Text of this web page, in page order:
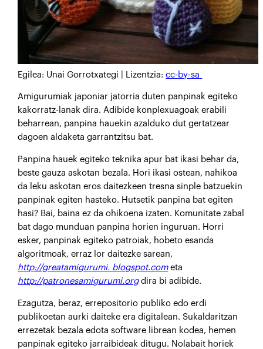
Egilea: Unai Gorrotxategi | Lizentzia:cc-by-sa
Amigurumiak japoniar jatorria duten panpinak egiteko
kakorratz-lanak dira. Adibide konplexuagoak erabili
beharrean, panpina hauekin azalduko dut gertatzear
dagoen aldaketa garrantzitsu bat.
Panpina hauek egiteko teknika apur bat ikasi behar da,
beste gauza askotan bezala. Hori ikasi ostean, nahikoa
da leku askotan eros daitezkeen tresna sinple batzuekin
panpinak egiten hasteko. Hutsetik panpina bat egiten
hasi? Bai, baina ez da ohikoena izaten. Komunitate zabal
bat dago munduan panpina horien inguruan. Horri
esker, panpinak egiteko patroiak, hobeto esanda
algoritmoak, erraz lor daitezke sarean,
http://greatamigurumi. blogspot.cometa
http://patronesamigurumi.orgdira bi adibide.
Ezagutza, beraz, errepositorio publiko edo erdi
publikoetan aurki daiteke era digitalean. Sukaldaritzan
errezetak bezala edota software librean kodea, hemen
panpinak egiteko jarraibideak ditugu. Nolabait horiek